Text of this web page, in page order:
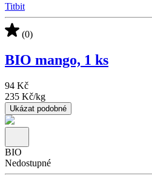
Titbit
(0)
BIO mango, 1 ks
94 Kč
235 Kč/kg
Ukázat podobné
BIO
Nedostupné